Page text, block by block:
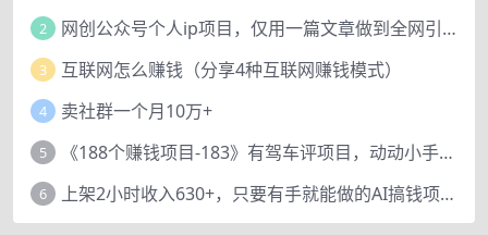
2 网创公众号个人ip项目，仅用一篇文章做到全网引流！
3 互联网怎么赚钱（分享4种互联网赚钱模式）
4 卖社群一个月10万+
5 《188个赚钱项目-183》有驾车评项目，动动小手，复制粘贴赚44元！
6 上架2小时收入630+，只要有手就能做的AI搞钱项目，奶奶看完都能学会!